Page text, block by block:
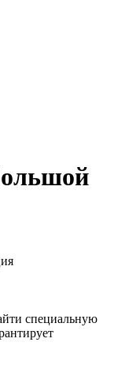
специальную